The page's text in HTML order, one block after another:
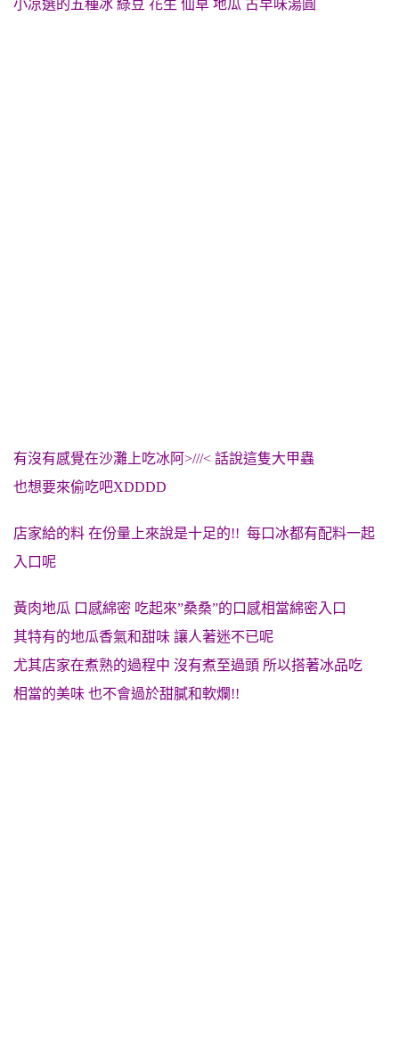
小凉選的五種冰 綠豆 花生 仙草 地瓜 古早味湯圓
有沒有感覺在沙灘上吃冰阿>///< 話說這隻大甲蟲
也想要來偷吃吧XDDDD
店家給的料 在份量上來說是十足的!! 每口冰都有配料一起
入口呢
黃肉地瓜 口感綿密 吃起來”桑桑”的口感相當綿密入口
其特有的地瓜香氣和甜味 讓人著迷不已呢
尤其店家在煮熟的過程中 沒有煮至過頭 所以搭著冰品吃
相當的美味 也不會過於甜膩和軟爛!!